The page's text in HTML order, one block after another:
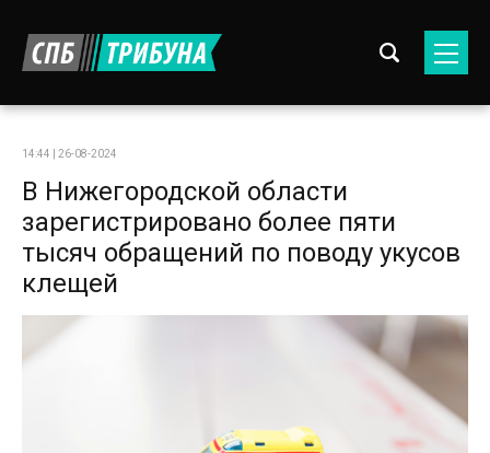
14:44 | 26-08-2024
В Нижегородской области
зарегистрировано более пяти
тысяч обращений по поводу укусов
клещей